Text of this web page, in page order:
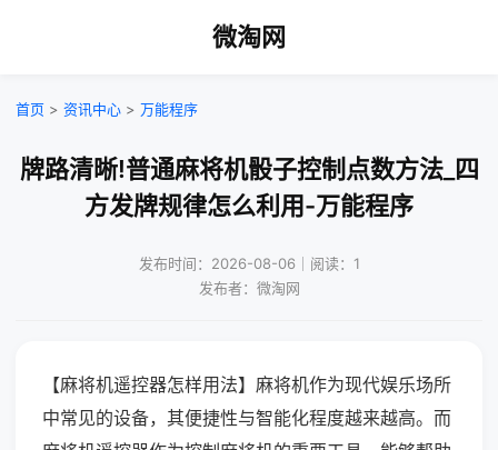
微淘网
首页 > 资讯中心 > 万能程序
牌路清晰!普通麻将机骰子控制点数方法_四
方发牌规律怎么利用-万能程序
发布时间：2026-08-06｜阅读：1
发布者：微淘网
【麻将机遥控器怎样用法】麻将机作为现代娱乐场所
中常见的设备，其便捷性与智能化程度越来越高。而